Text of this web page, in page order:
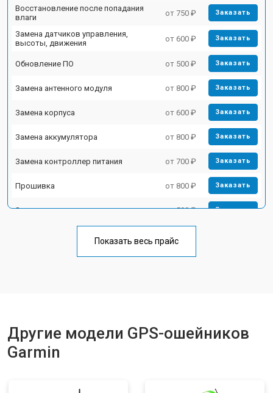
Восстановление после попадания
влаги
от 750 ₽ Заказать
Замена датчиков управления,
высоты, движения
от 600 ₽ Заказать
Обновление ПО от 500 ₽ Заказать
Замена антенного модуля от 800 ₽ Заказать
Замена корпуса от 600 ₽ Заказать
Замена аккумулятора от 800 ₽ Заказать
Замена контроллер питания от 700 ₽ Заказать
Прошивка от 800 ₽ Заказать
Замена кнопок от 500 ₽ Заказать
Показать весь прайс
Другие модели GPS-ошейников
Garmin